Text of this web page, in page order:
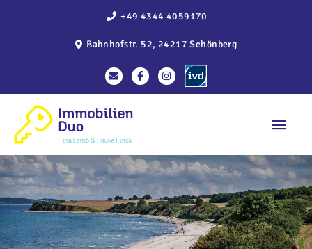
+49 4344 4059170
Bahnhofstr. 52, 24217 Schönberg